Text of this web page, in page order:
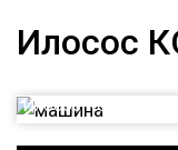
Илосос
Илосос КО 507